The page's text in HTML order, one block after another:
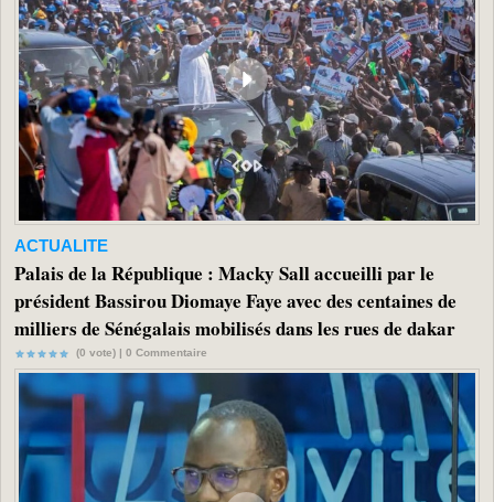
ACTUALITE
Palais de la République : Macky Sall accueilli par le
président Bassirou Diomaye Faye avec des centaines de
milliers de Sénégalais mobilisés dans les rues de dakar
(0 vote) | 0 Commentaire